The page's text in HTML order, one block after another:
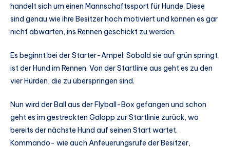
handelt sich um einen Mannschaftssport für Hunde. Diese
sind genau wie ihre Besitzer hoch motiviert und können es gar
nicht abwarten, ins Rennen geschickt zu werden.
Es beginnt bei der Starter-Ampel: Sobald sie auf grün springt,
ist der Hund im Rennen. Von der Startlinie aus geht es zu den
vier Hürden, die zu überspringen sind.
Nun wird der Ball aus der Flyball-Box gefangen und schon
geht es im gestreckten Galopp zur Startlinie zurück, wo
bereits der nächste Hund auf seinen Start wartet.
Kommando- wie auch Anfeuerungsrufe der Besitzer,